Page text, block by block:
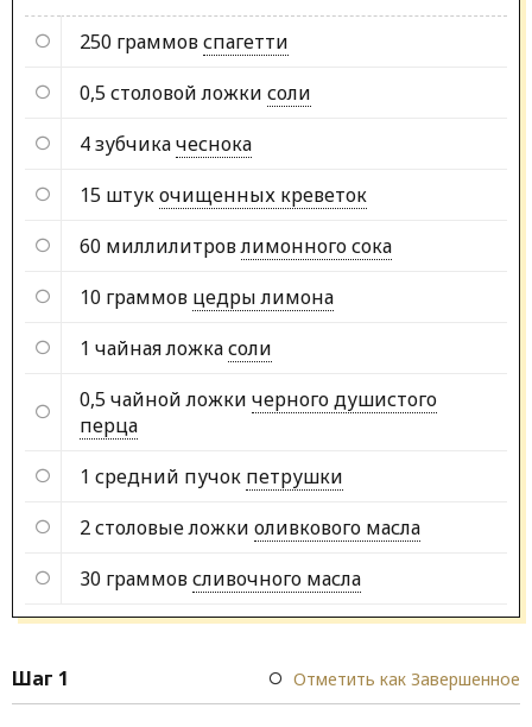
250 граммовспагетти
0,5 столовой ложки соли
4 зубчикачеснока
15 штукочищенных креветок
60 миллилитровлимонного сока
10 граммов цедры лимона
1 чайная ложкасоли
0,5 чайной ложки черного душистого
перца
1 средний пучок петрушки
2 столовые ложки оливкового масла
30 граммовсливочного масла
Шаг 1 Отметить как Завершенное